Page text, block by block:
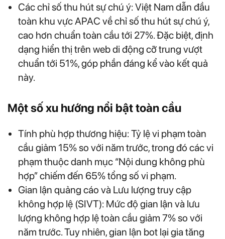
Các chỉ số thu hút sự chú ý: Việt Nam dẫn đầu
toàn khu vực APAC về chỉ số thu hút sự chú ý,
cao hơn chuẩn toàn cầu tới 27%. Đặc biệt, định
dạng hiển thị trên web di động cỡ trung vượt
chuẩn tới 51%, góp phần đáng kể vào kết quả
này.
Một số xu hướng nổi bật toàn cầu
Tính phù hợp thương hiệu: Tỷ lệ vi phạm toàn
cầu giảm 15% so với năm trước, trong đó các vi
phạm thuộc danh mục “Nội dung không phù
hợp” chiếm đến 65% tổng số vi phạm.
Gian lận quảng cáo và Lưu lượng truy cập
không hợp lệ (SIVT): Mức độ gian lận và lưu
lượng không hợp lệ toàn cầu giảm 7% so với
năm trước. Tuy nhiên, gian lận bot lại gia tăng